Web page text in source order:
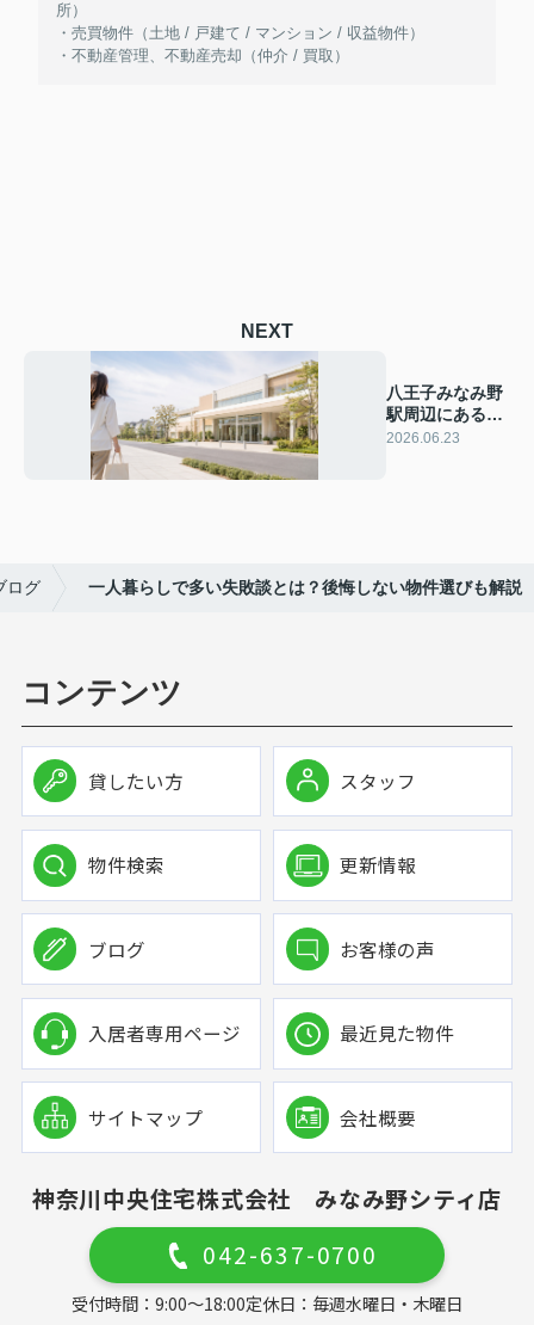
所）
・売買物件（土地 / 戸建て / マンション / 収益物件）
・不動産管理、不動産売却（仲介 / 買取）
NEXT
八王子みなみ野
駅周辺にある
「アクロスモー
2026.06.23
ログ 一人暮らしで多い失敗談とは？後悔しない物件選びも解説
コンテンツ
貸したい方 スタッフ
物件検索 更新情報
ブログ お客様の声
入居者専用ページ 最近見た物件
サイトマップ 会社概要
神奈川中央住宅株式会社 みなみ野シティ店
042-637-0700
受付時間：9:00～18:00定休日：毎週水曜日・木曜日